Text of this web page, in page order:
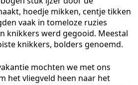
hoedje mikken, centje tikken
vaak in tomeloze ruzies
knikkers werd gegooid. Meestal
knikkers, bolders genoemd.
mochten we met ons
het vliegveld heen naar het